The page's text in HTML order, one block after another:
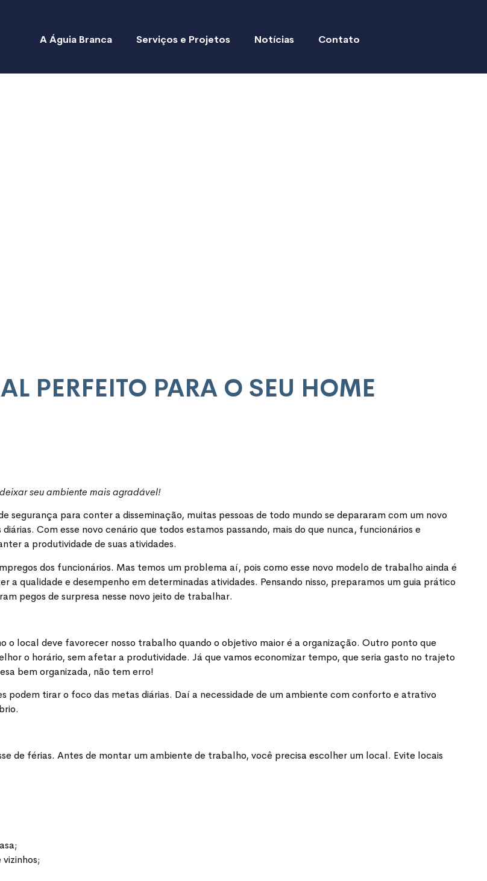
A Águia Branca Serviços e Projetos Notícias Contato
PERFEITO PARA O SEU HOME
seu ambiente mais agradável!
segurança para conter a disseminação, muitas pessoas de todo mundo se depararam com um novo
Com esse novo cenário que todos estamos passando, mais do que nunca, funcionários e
a produtividade de suas atividades.
dos funcionários. Mas temos um problema aí, pois como esse novo modelo de trabalho ainda é
qualidade e desempenho em determinadas atividades. Pensando nisso, preparamos um guia prático
pegos de surpresa nesse novo jeito de trabalhar.
o local deve favorecer nosso trabalho quando o objetivo maior é a organização. Outro ponto que
o horário, sem afetar a produtividade. Já que vamos economizar tempo, que seria gasto no trajeto
bem organizada, não tem erro!
podem tirar o foco das metas diárias. Daí a necessidade de um ambiente com conforto e atrativo
de férias. Antes de montar um ambiente de trabalho, você precisa escolher um local. Evite locais